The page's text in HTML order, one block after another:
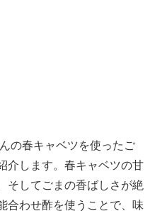
の春キャベツを使ったご
介します。春キャベツの甘
そしてごまの香ばしさが絶
合わせ酢を使うことで、味